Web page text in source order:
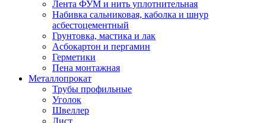
Лента ФУМ и нить уплотнительная
Набивка сальниковая, каболка и шнур
асбестоцементный
Грунтовка, мастика и лак
Асбокартон и пергамин
Герметики
Пена монтажная
Металлопрокат
Трубы профильные
Уголок
Швеллер
Лист